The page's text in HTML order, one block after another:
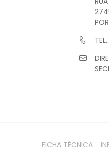
FICHA TÉCNICA